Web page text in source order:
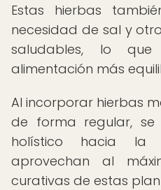
Estas hierbas
necesidad de sal y
saludables, lo
alimentación más
Al incorporar hierbas
de forma regular,
holístico hacia la
aprovechan al
curativas de estas